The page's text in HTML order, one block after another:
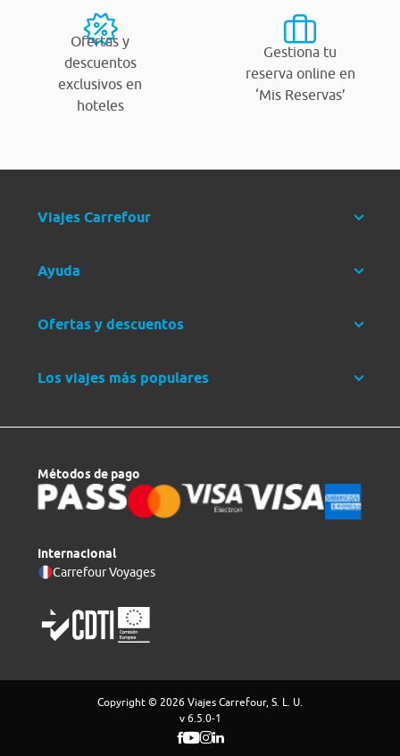
Ofertas y
descuentos
exclusivos en
hoteles
Gestiona tu
reserva online en
‘Mis Reservas’
Viajes Carrefour
Ayuda
Ofertas y descuentos
Los viajes más populares
Métodos de pago
Internacional
Carrefour Voyages
Copyright © 2026 Viajes Carrefour, S. L. U.
v 6.5.0-1